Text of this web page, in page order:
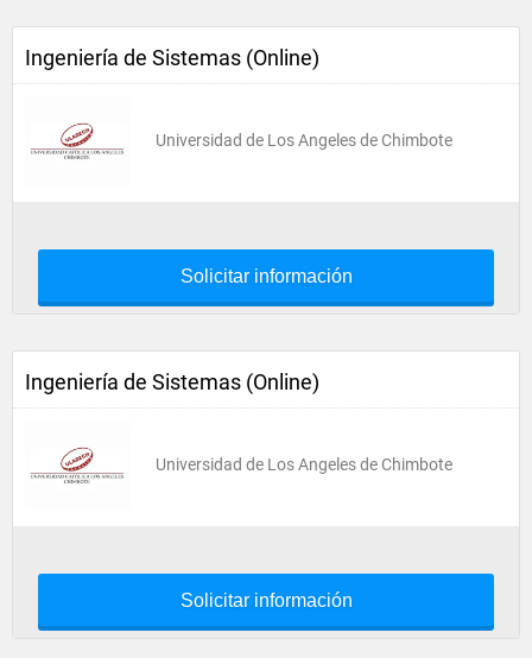
Ingeniería de Sistemas (Online)
Universidad de Los Angeles de Chimbote
Solicitar información
Ingeniería de Sistemas (Online)
Universidad de Los Angeles de Chimbote
Solicitar información